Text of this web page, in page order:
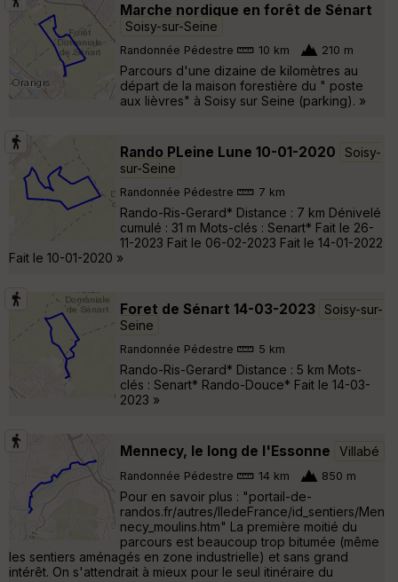
Marche nordique en forêt de Sénart
Soisy-sur-Seine
Randonnée Pédestre 10 km 210 m
Parcours d'une dizaine de kilomètres au
départ de la maison forestière du " poste
aux lièvres" à Soisy sur Seine (parking). »
Rando PLeine Lune 10-01-2020
Soisy-
sur-Seine
Randonnée Pédestre 7 km
Rando-Ris-Gerard* Distance : 7 km Dénivelé
cumulé : 31 m Mots-clés : Senart* Fait le 26-
11-2023 Fait le 06-02-2023 Fait le 14-01-2022
Fait le 10-01-2020 »
Foret de Sénart 14-03-2023
Soisy-sur-
Seine
Randonnée Pédestre 5 km
Rando-Ris-Gerard* Distance : 5 km Mots-
clés : Senart* Rando-Douce* Fait le 14-03-
2023 »
Mennecy, le long de l'Essonne Villabé
Randonnée Pédestre 14 km 850 m
Pour en savoir plus : "portail-de-
randos.fr/autres/IledeFrance/id_sentiers/Men
necy_moulins.htm" La première moitié du
parcours est beaucoup trop bitumée (même
les sentiers aménagés en zone industrielle) et sans grand
intérêt. On s'attendrait à mieux pour le seul itinéraire du